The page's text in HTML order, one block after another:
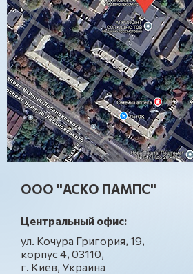
ООО "АСКО ПАМПС"
Центральный офис:
ул. Кочура Григория, 19,
корпус 4, 03110,
г. Киев, Украина